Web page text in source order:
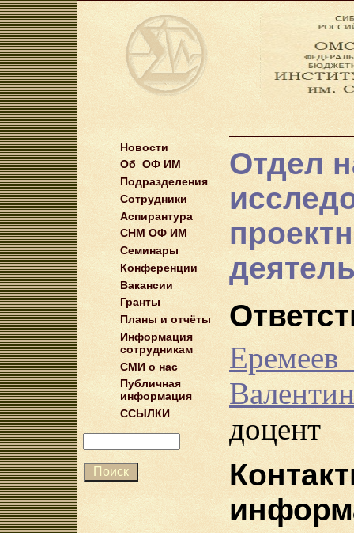
Новости
Об ОФ ИМ
Подразделения
Сотрудники
Аспирантура
СНМ ОФ ИМ
Семинары
Конференции
Вакансии
Гранты
Планы и отчёты
Информация
сотрудникам
СМИ о нас
Публичная
информация
ССЫЛКИ
Отдел
доцент